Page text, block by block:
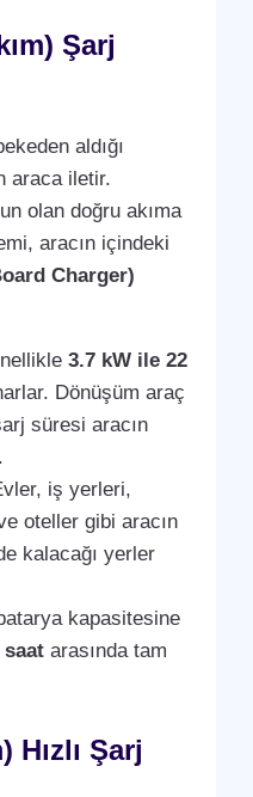
Şarj
aldığı
araca iletir.
olan doğru akıma
aracın içindeki
Charger)
3.7 kW ile 22
Dönüşüm araç
süresi aracın
iş yerleri,
oteller gibi aracın
kalacağı yerler
kapasitesine
saat arasında tam
Hızlı Şarj